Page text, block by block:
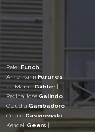
PeterFunch|
Anne-KarinFurunes
G MarcelGähler
Regina JoséGalindo
Claudia Gambadoro|
Gérard Gasiorowski
KendellGeers|